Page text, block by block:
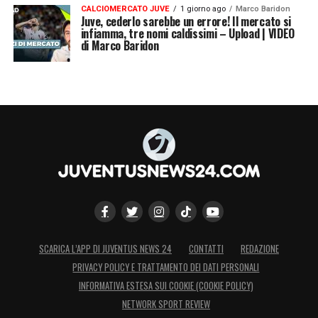
CALCIOMERCATO JUVE 1 giorno ago Marco Baridon
Juve, cederlo sarebbe un errore! Il mercato si
infiamma, tre nomi caldissimi – Upload | VIDEO
di Marco Baridon
SCARICA L’APP DI JUVENTUS NEWS 24 CONTATTI
REDAZIONE
PRIVACY POLICY E TRATTAMENTO DEI DATI PERSONALI
INFORMATIVA ESTESA SUI COOKIE (COOKIE POLICY)
NETWORK SPORT REVIEW